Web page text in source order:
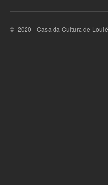
© 2020 - Casa da Cultura de Loulé